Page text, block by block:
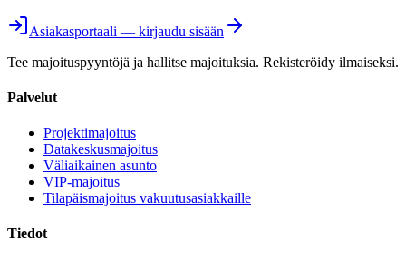
Asiakasportaali — kirjaudu sisään
Tee majoituspyyntöjä ja hallitse majoituksia. Rekisteröidy ilmaiseksi.
Palvelut
Projektimajoitus
Datakeskusmajoitus
Väliaikainen asunto
VIP-majoitus
Tilapäismajoitus vakuutusasiakkaille
Tiedot